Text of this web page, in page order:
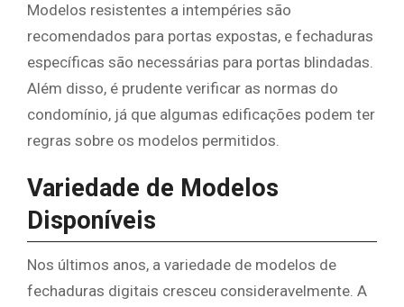
Modelos resistentes a intempéries são
recomendados para portas expostas, e fechaduras
específicas são necessárias para portas blindadas.
Além disso, é prudente verificar as normas do
condomínio, já que algumas edificações podem ter
regras sobre os modelos permitidos.
Variedade de Modelos
Disponíveis
Nos últimos anos, a variedade de modelos de
fechaduras digitais cresceu consideravelmente. A